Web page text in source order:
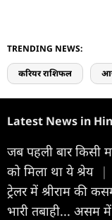
TRENDING NEWS:
करियर राशिफल
Latest News in
जब पहली बार किसी
को मिला था ये श्रेय |
ट्रेलर में श्रीराम की
भारी तबाही... असम